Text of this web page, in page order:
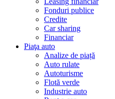
Fonduri publice
Credite
Car sharing
Financiar
Piaţa auto
Analize de piață
Auto rulate
Autoturisme
Flotă verde
Industrie auto